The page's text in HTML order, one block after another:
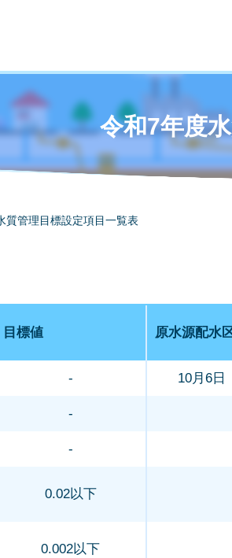
令和7年度
質管理目標設定項目一覧表
目標値 原水源配水
- 10月6日
-
-
0.02以下
0.002以下